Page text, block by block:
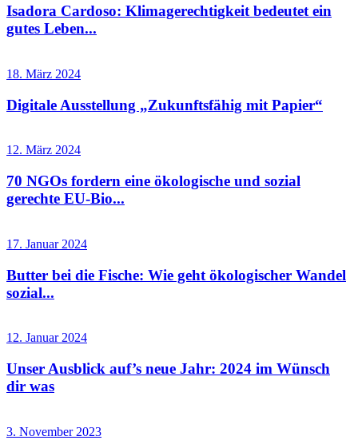
Isadora Cardoso: Klimagerechtigkeit bedeutet ein
gutes Leben...
18. März 2024
Digitale Ausstellung „Zukunftsfähig mit Papier“
12. März 2024
70 NGOs fordern eine ökologische und sozial
gerechte EU-Bio...
17. Januar 2024
Butter bei die Fische: Wie geht ökologischer Wandel
sozial...
12. Januar 2024
Unser Ausblick auf’s neue Jahr: 2024 im Wünsch
dir was
3. November 2023